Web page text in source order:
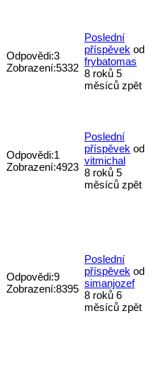
Odpovědi:3
Zobrazení:5332
Poslední
příspěvek od
frybatomas
8 roků 5
měsíců zpět
Odpovědi:1
Zobrazení:4923
Poslední
příspěvek od
vitmichal
8 roků 5
měsíců zpět
Odpovědi:9
Zobrazení:8395
Poslední
příspěvek od
simanjozef
8 roků 6
měsíců zpět